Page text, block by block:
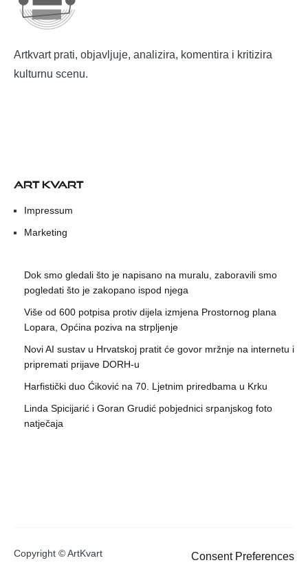
Artkvart prati, objavljuje, analizira, komentira i kritizira
kulturnu scenu.
ART KVART
Impressum
Marketing
Dok smo gledali što je napisano na muralu, zaboravili smo
pogledati što je zakopano ispod njega
Više od 600 potpisa protiv dijela izmjena Prostornog plana
Lopara, Općina poziva na strpljenje
Novi AI sustav u Hrvatskoj pratit će govor mržnje na internetu i
pripremati prijave DORH-u
Harfistički duo Ćiković na 70. Ljetnim priredbama u Krku
Linda Spicijarić i Goran Grudić pobjednici srpanjskog foto
natječaja
Copyright © ArtKvart Consent Preferences